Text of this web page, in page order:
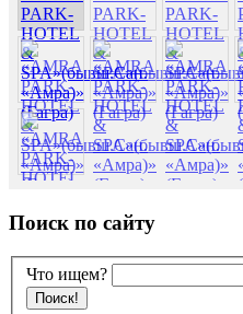
Поиск по сайту
Что ищем?